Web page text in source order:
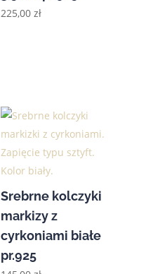
225,00zł
Srebrne kolczyki
markizy z
cyrkoniami białe
pr.925